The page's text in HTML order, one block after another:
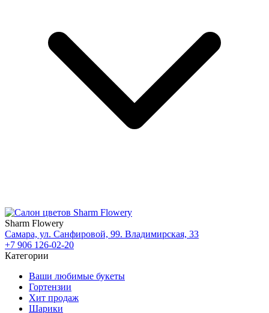
Sharm Flowery
Самара, ул. Санфировой, 99. Владимирская, 33
+7 906 126-02-20
Категории
Ваши любимые букеты
Гортензии
Хит продаж
Шарики